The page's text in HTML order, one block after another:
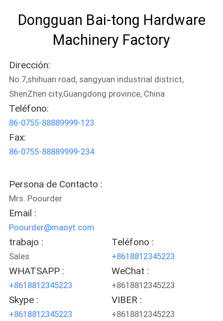
Dongguan Bai-tong Hardware
Machinery Factory
Dirección:
No.7,shihuan road, sangyuan industrial district,
ShenZhen city,Guangdong province, China
Teléfono:
86-0755-88889999-123
Fax:
86-0755-88889999-234
Persona de Contacto :
Mrs. Poourder
Email :
Poourder@maoyt.com
trabajo :
Sales
Teléfono :
+8618812345223
WHATSAPP :
+8618812345223
WeChat :
+8618812345223
Skype :
+8618812345223
VIBER :
+8618812345223